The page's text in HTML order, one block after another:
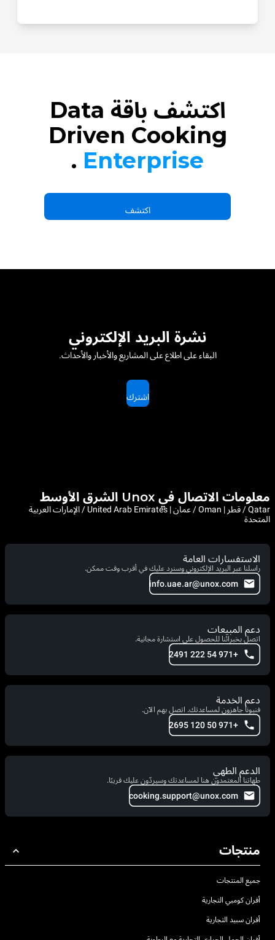
اكتشف باقة Data
Driven Cooking
Enterprise
.
اكتشف
نشرة البريد الإلكتروني
البقاء على اطلاع على المشاريع والأخبار والأحداث.
اشترك
معلومات الاتصال في Unox الشرق الأوسط
Qatar / قطر | Oman / عمان | United Arab Emirates / الإمارات العربية
المتحدة
الاستفسارات العامة
راسلنا عبر البريد الإلكتروني وسنرد عليك في أقرب وقت ممكن.
info.uae.ar@unox.com
دعم المبيعات
اتصل بخبرائنا للحصول على استشارة مجانية.
+971 54 222 2491
دعم الخدمة
فنيونا جاهزون لمساعدتك. اتصل بهم الآن.
+971 50 120 2695
الدعم الطهي
طهاتنا المعتمدون هنا لمساعدتك وسيردّون عليك قريبًا.
cooking.support@unox.com
منتجات
جميع المنتجات
أفران كومبي التجارية
أفران سبيد التجارية